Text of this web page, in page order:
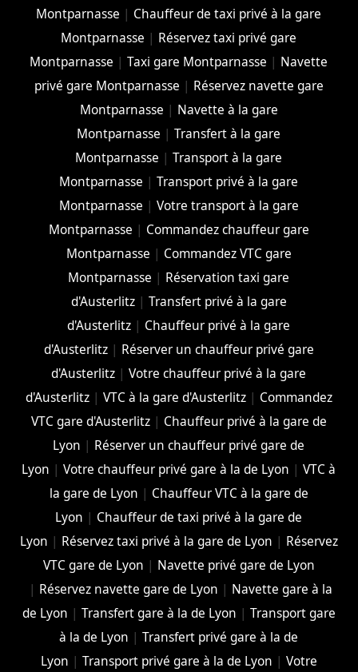
Montparnasse | Chauffeur de taxi privé à la gare
Montparnasse | Réservez taxi privé gare
Montparnasse |Taxi gare Montparnasse | Navette
privé gare Montparnasse | Réservez navette gare
Montparnasse | Navette à la gare
Montparnasse |Transfert à la gare
Montparnasse |Transport à la gare
Montparnasse |Transport privé à la gare
Montparnasse | Votre transport à la gare
Montparnasse | Commandez chauffeur gare
Montparnasse | Commandez VTC gare
Montparnasse | Réservation taxi gare
d'Austerlitz| Transfert privé à la gare
d'Austerlitz | Chauffeur privé à la gare
d'Austerlitz| Réserver un chauffeur privé gare
d'Austerlitz |Votre chauffeur privé à la gare
d'Austerlitz| VTC à la gare d'Austerlitz| Commandez
VTC gare d'Austerlitz| Chauffeur privé à la gare de
Lyon | Réserver un chauffeur privé gare de
Lyon |Votre chauffeur privé gare à la de Lyon |VTC à
la gare de Lyon | Chauffeur VTC à la gare de
Lyon | Chauffeur de taxi privé à la gare de
Lyon | Réservez taxi privé à la gare de Lyon | Réservez
VTC gare de Lyon | Navette privé gare de Lyon
| Réservez navette gare de Lyon | Navette gare à la
de Lyon | Transfert gare à la de Lyon | Transport gare
à la de Lyon |Transfert privé gare à la de
Lyon | Transport privé gare à la de Lyon | Votre